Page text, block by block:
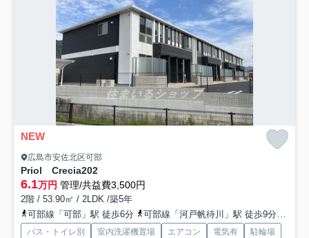
NEW
広島市安佐北区可部
Priol Crecia202
6.1万円 管理/共益費3,500円
2階 / 53.90㎡ / 2LDK /築5年
可部線「可部」駅 徒歩6分
可部線「河戸帆待川」駅 徒歩9分
バス・トイレ別 室内洗濯機置場 エアコン 電気有
駐輪場